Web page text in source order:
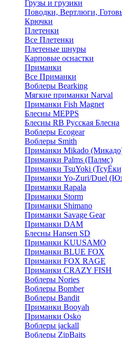
Грузы и грузики
Поводки, Вертлюги,
Крючки
Плетенки
Все Плетенки
Плетеные шнуры
Карповые оснастки
Приманки
Все Приманки
Воблеры Bearking
Мягкие приманки Narval
Приманки Fish Magnet
Блесны MEPPS
Блесны RB Русская Блесна
Воблеры Ecogear
Воблеры Smith
Приманки Mikado
Приманки Palms (Палмс)
Приманки TsuYoki
Приманки Yo-Zuri/Duel
Приманки Rapala
Приманки Storm
Приманки Shimano
Приманки Savage Gear
Приманки DAM
Блесны Hansen SD
Приманки KUUSAMO
Приманки BLUE FOX
Приманки FOX RAGE
Приманки CRAZY FISH
Воблеры Nories
Воблеры Bomber
Воблеры Bandit
Приманки Booyah
Приманки Osko
Воблеры jackall
Воблеры ZipBaits